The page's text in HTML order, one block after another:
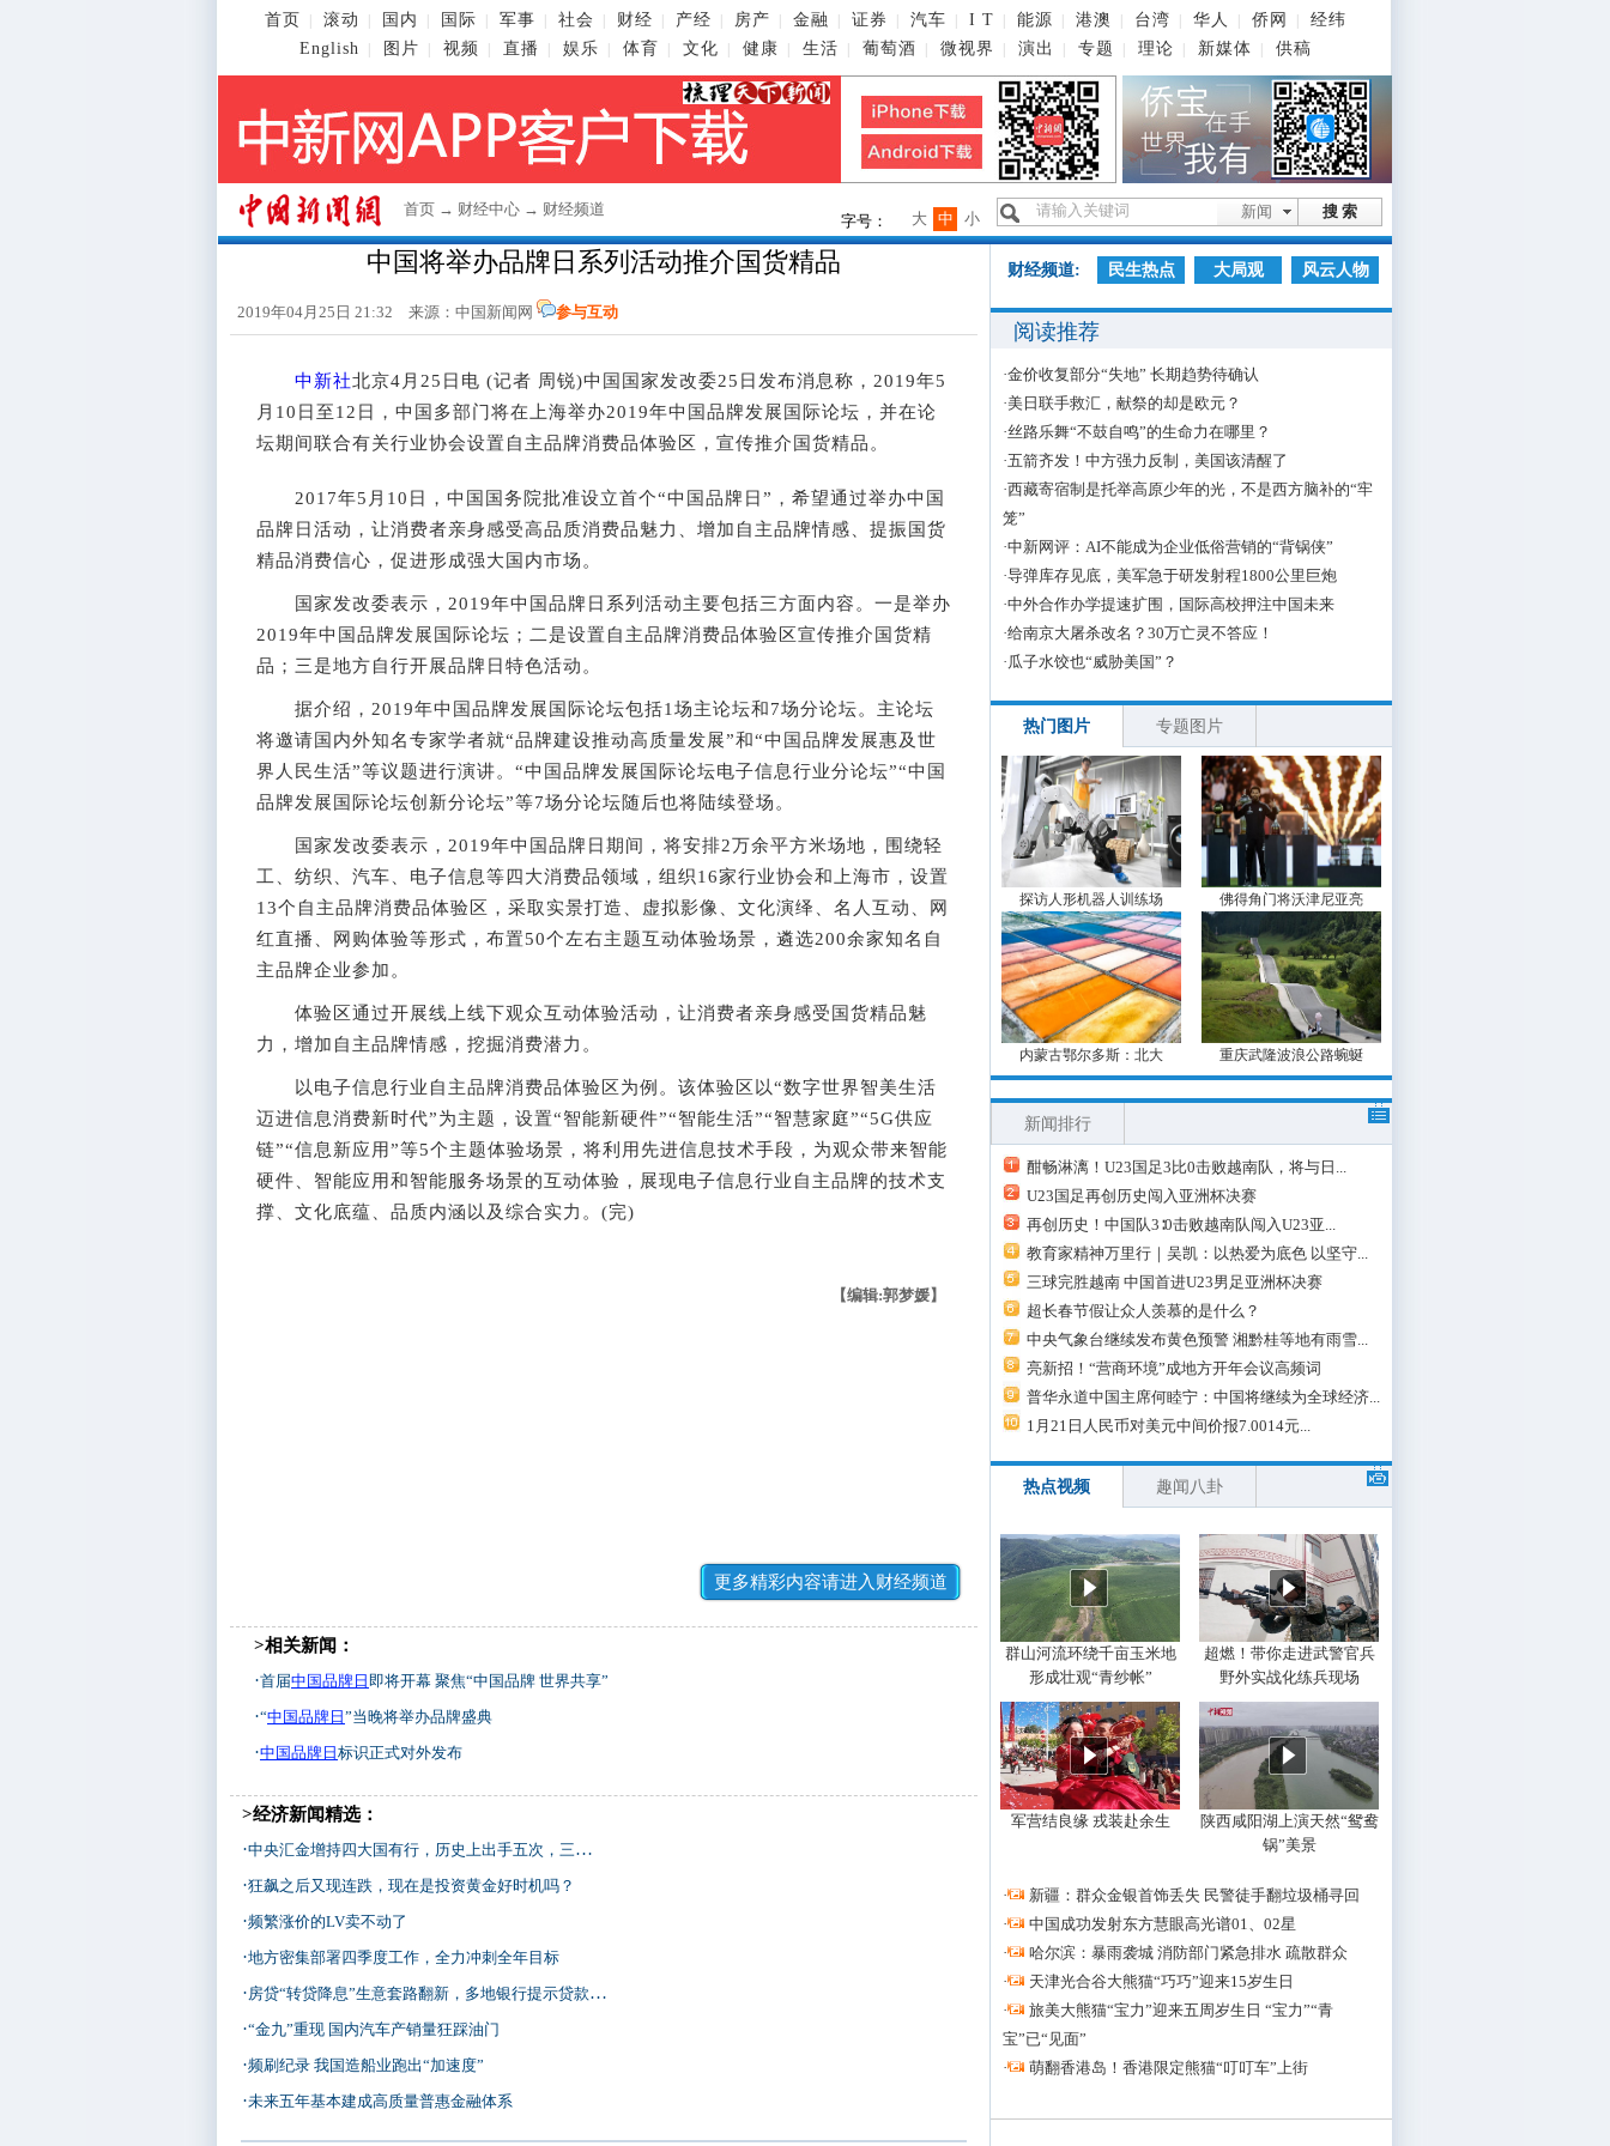
首页 滚动 国内 国际 军事 社会 财经 产经 房产 金融 证券 汽车 I T 能源 港澳 台湾 华人 侨网
经纬
English
图片 视频 直播 娱乐 体育 文化 健康 生活 葡萄酒 微视界 演出 专题 理论 新媒体 供稿
首页 → 财经中心 → 财经频道 搜 索
新闻
字号： 小
中
大
中国将举办品牌日系列活动推介国货精品
2019年04月25日 21:32 来源： 中国新闻网 参与互动
中新社北京4月25日电 (记者 周锐)中国国家发改委25日发布消息称，2019年5
月10日至12日，中国多部门将在上海举办2019年中国品牌发展国际论坛，并在论
坛期间联合有关行业协会设置自主品牌消费品体验区，宣传推介国货精品。
2017年5月10日，中国国务院批准设立首个“中国品牌日”，希望通过举办中国
品牌日活动，让消费者亲身感受高品质消费品魅力、增加自主品牌情感、提振国货
精品消费信心，促进形成强大国内市场。
国家发改委表示，2019年中国品牌日系列活动主要包括三方面内容。一是举办
2019年中国品牌发展国际论坛；二是设置自主品牌消费品体验区宣传推介国货精
品；三是地方自行开展品牌日特色活动。
据介绍，2019年中国品牌发展国际论坛包括1场主论坛和7场分论坛。主论坛
将邀请国内外知名专家学者就“品牌建设推动高质量发展”和“中国品牌发展惠及世
界人民生活”等议题进行演讲。“中国品牌发展国际论坛电子信息行业分论坛”“中国
品牌发展国际论坛创新分论坛”等7场分论坛随后也将陆续登场。
国家发改委表示，2019年中国品牌日期间，将安排2万余平方米场地，围绕轻
工、纺织、汽车、电子信息等四大消费品领域，组织16家行业协会和上海市，设置
13个自主品牌消费品体验区，采取实景打造、虚拟影像、文化演绎、名人互动、网
红直播、网购体验等形式，布置50个左右主题互动体验场景，遴选200余家知名自
主品牌企业参加。
体验区通过开展线上线下观众互动体验活动，让消费者亲身感受国货精品魅
力，增加自主品牌情感，挖掘消费潜力。
以电子信息行业自主品牌消费品体验区为例。该体验区以“数字世界智美生活
迈进信息消费新时代”为主题，设置“智能新硬件”“智能生活”“智慧家庭”“5G供应
链”“信息新应用”等5个主题体验场景，将利用先进信息技术手段，为观众带来智能
硬件、智能应用和智能服务场景的互动体验，展现电子信息行业自主品牌的技术支
撑、文化底蕴、品质内涵以及综合实力。(完)
【编辑:郭梦媛】
更多精彩内容请进入财经频道
>相关新闻：
·首届中国品牌日即将开幕 聚焦“中国品牌 世界共享”
·“中国品牌日”当晚将举办品牌盛典
·中国品牌日标识正式对外发布
>经济新闻精选：
·中央汇金增持四大国有行，历史上出手五次，三次增持在市场底部
·狂飙之后又现连跌，现在是投资黄金好时机吗？
·频繁涨价的LV卖不动了
·地方密集部署四季度工作，全力冲刺全年目标
· 房贷“转贷降息”生意套路翻新，多地银行提示贷款中介风险
·“金九”重现 国内汽车产销量狂踩油门
·频刷纪录 我国造船业跑出“加速度”
·未来五年基本建成高质量普惠金融体系
财经频道: 民生热点 大局观 风云人物
阅读推荐
·金价收复部分“失地” 长期趋势待确认
·美日联手救汇，献祭的却是欧元？
·丝路乐舞“不鼓自鸣”的生命力在哪里？
·五箭齐发！中方强力反制，美国该清醒了
·西藏寄宿制是托举高原少年的光，不是西方脑补的“牢
笼”
·中新网评：AI不能成为企业低俗营销的“背锅侠”
·导弹库存见底，美军急于研发射程1800公里巨炮
·中外合作办学提速扩围，国际高校押注中国未来
·给南京大屠杀改名？30万亡灵不答应！
·瓜子水饺也“威胁美国”？
热门图片 专题图片
探访人形机器人训练场 佛得角门将沃津尼亚亮
内蒙古鄂尔多斯：北大 重庆武隆波浪公路蜿蜒
新闻排行
酣畅淋漓！U23国足3比0击败越南队，将与日...
U23国足再创历史闯入亚洲杯决赛
再创历史！中国队3∶0击败越南队闯入U23亚...
教育家精神万里行｜吴凯：以热爱为底色 以坚守...
三球完胜越南 中国首进U23男足亚洲杯决赛
超长春节假让众人羡慕的是什么？
中央气象台继续发布黄色预警 湘黔桂等地有雨雪...
亮新招！“营商环境”成地方开年会议高频词
普华永道中国主席何睦宁：中国将继续为全球经济...
1月21日人民币对美元中间价报7.0014元...
热点视频 趣闻八卦
群山河流环绕千亩玉米地
形成壮观“青纱帐”
超燃！带你走进武警官兵
野外实战化练兵现场
军营结良缘 戎装赴余生
陕西咸阳湖上演天然“鸳鸯
锅”美景
·
新疆：群众金银首饰丢失 民警徒手翻垃圾桶寻回
·
中国成功发射东方慧眼高光谱01、02星
·
哈尔滨：暴雨袭城 消防部门紧急排水 疏散群众
·
天津光合谷大熊猫“巧巧”迎来15岁生日
·
旅美大熊猫“宝力”迎来五周岁生日 “宝力”“青
宝”已“见面”
·
萌翻香港岛！香港限定熊猫“叮叮车”上街